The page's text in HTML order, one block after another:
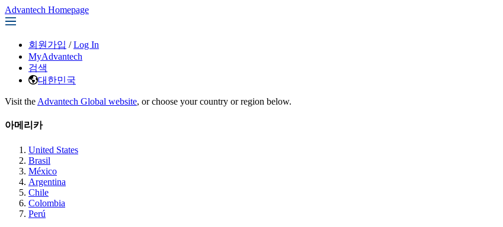
Advantech Homepage
회원가입 / Log In
MyAdvantech
검색
대한민국
Visit the Advantech Global website, or choose your country or region below.
아메리카
United States
Brasil
México
Argentina
Chile
Colombia
Perú